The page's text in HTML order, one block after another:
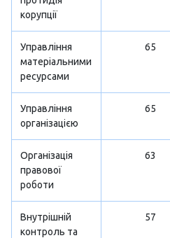
корупції
Управління
матеріальними
ресурсами
65
Управління
організацією
65
Організація
правової
роботи
63
Внутрішній
контроль та
57